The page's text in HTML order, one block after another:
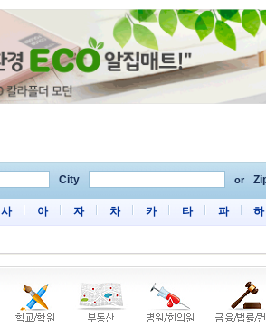
City or
사 아 자 차 카 타 파 하